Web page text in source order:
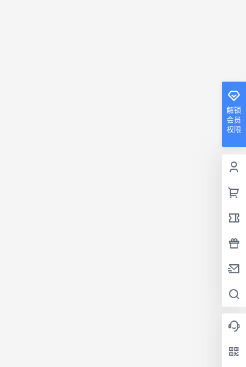
解锁
会员
权限